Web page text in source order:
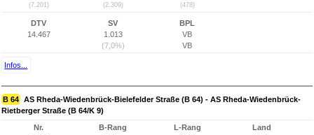
(7.201) (2.309) (478)
DTV
14.467
SV
1.013
(7,0%)
BPL
VB
VB
Infos...
B 64 AS Rheda-Wiedenbrück-Bielefelder Straße (B 64) - AS Rheda-Wiedenbrück-
Rietberger Straße (B 64/K 9)
Nr.
B-Rang
L-Rang
Land